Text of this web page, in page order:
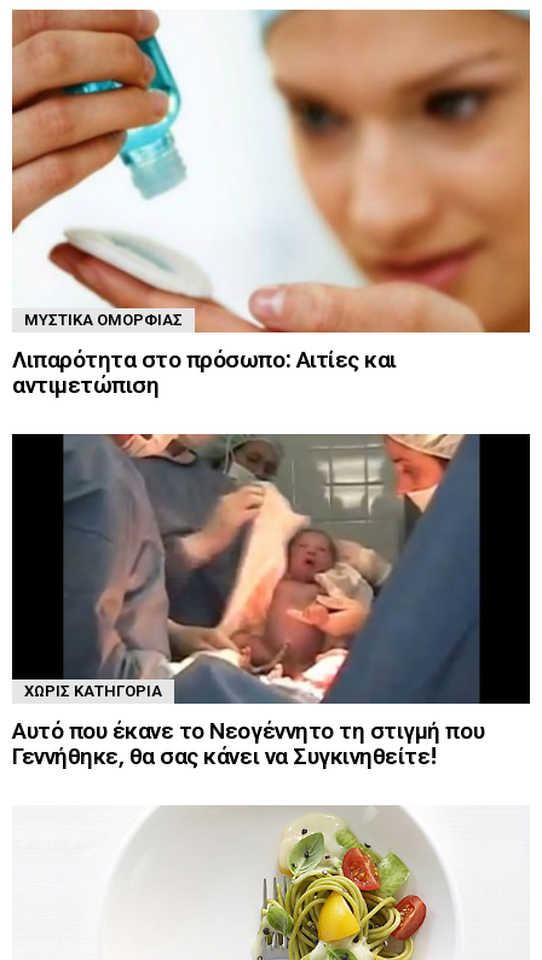
ΜΥΣΤΙΚΆ ΟΜΟΡΦΙΆΣ
Λιπαρότητα στο πρόσωπο: Αιτίες και
αντιμετώπιση
ΧΩΡΊΣ ΚΑΤΗΓΟΡΊΑ
Αυτό που έκανε το Νεογέννητο τη στιγμή που
Γεννήθηκε, θα σας κάνει να Συγκινηθείτε!